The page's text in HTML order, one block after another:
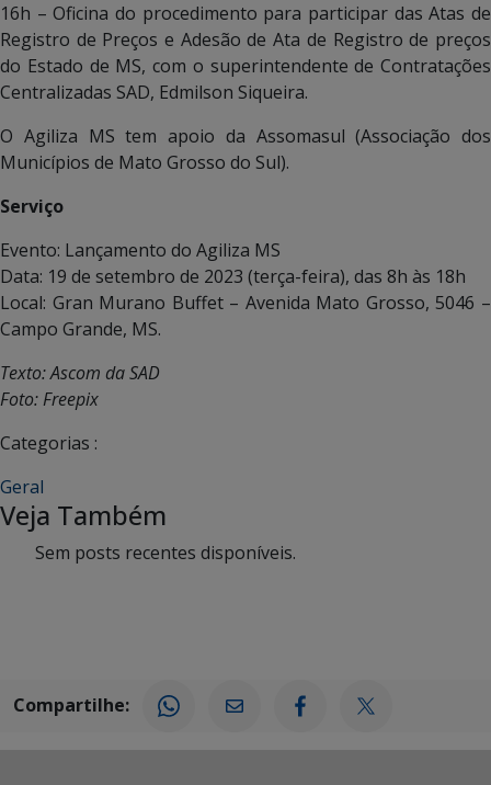
16h – Oficina do procedimento para participar das Atas de
Registro de Preços e Adesão de Ata de Registro de preços
do Estado de MS, com o superintendente de Contratações
Centralizadas SAD, Edmilson Siqueira.
O Agiliza MS tem apoio da Assomasul (Associação dos
Municípios de Mato Grosso do Sul).
Serviço
Evento: Lançamento do Agiliza MS
Data: 19 de setembro de 2023 (terça-feira), das 8h às 18h
Local: Gran Murano Buffet – Avenida Mato Grosso, 5046 –
Campo Grande, MS.
Texto: Ascom da SAD
Foto: Freepix
Categorias :
Geral
Veja Também
Sem posts recentes disponíveis.
Compartilhe: